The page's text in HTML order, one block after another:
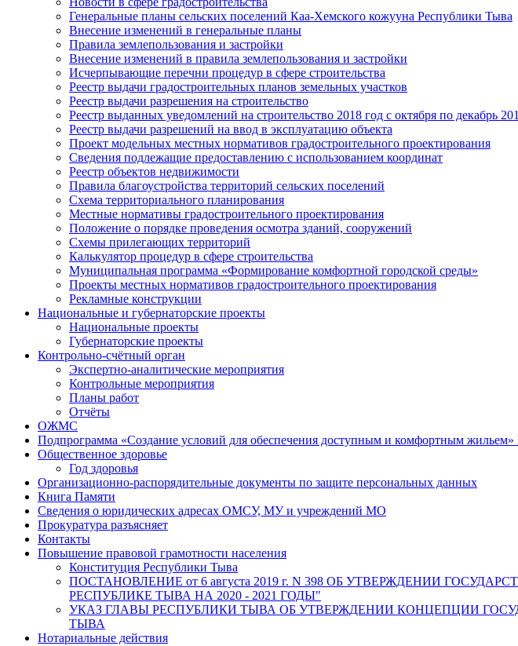
Генеральные планы сельских поселений Каа-Хемского кожууна Республики Тыва
Внесение изменений в генеральные планы
Правила землепользования и застройки
Внесение изменений в правила землепользования и застройки
Исчерпывающие перечни процедур в сфере строительства
Реестр выдачи градостроительных планов земельных участков
Реестр выдачи разрешения на строительство
Реестр выданных уведомлений на строительство 2018 год с октября по декабрь
Реестр выдачи разрешений на ввод в эксплуатацию объекта
Проект модельных местных нормативов градостроительного проектирования
Сведения подлежащие предоставлению с использованием координат
Реестр объектов недвижимости
Правила благоустройства территорий сельских поселений
Схема территориального планирования
Местные нормативы градостроительного проектирования
Положение о порядке проведения осмотра зданий, сооружений
Схемы прилегающих территорий
Калькулятор процедур в сфере строительства
Муниципальная программа «Формирование комфортной городской среды»
Проекты местных нормативов градостроительного проектирования
Рекламные конструкции
Национальные и губернаторские проекты
Национальные проекты
Губернаторские проекты
Контрольно-счётный орган
Экспертно-аналитические мероприятия
Контрольные мероприятия
Планы работ
Отчёты
ОЖМС
Подпрограмма «Создание условий для обеспечения доступным и комфортным
Общественное здоровье
Год здоровья
Организационно-распорядительные документы по защите персональных данных
Книга Памяти
Сведения о юридических адресах ОМСУ, МУ и учреждений МО
Прокуратура разъясняет
Контакты
Повышение правовой грамотности населения
Конституция Республики Тыва
ПОСТАНОВЛЕНИЕ от 6 августа 2019 г. N 398 ОБ УТВЕРЖДЕНИИ
РЕСПУБЛИКЕ ТЫВА НА 2020 - 2021 ГОДЫ"
УКАЗ ГЛАВЫ РЕСПУБЛИКИ ТЫВА ОБ УТВЕРЖДЕНИИ КОНЦЕПЦИИ
ТЫВА
Нотариальные действия